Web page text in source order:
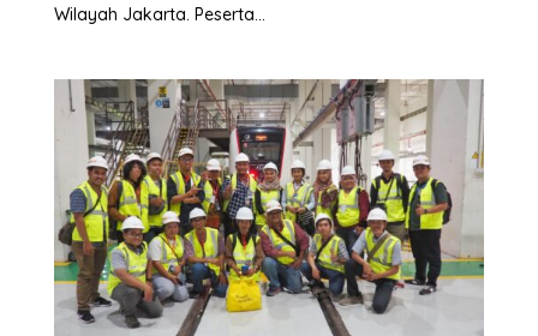
Wilayah Jakarta. Peserta...